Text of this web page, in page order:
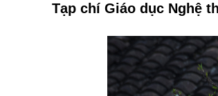
Tạp chí Giáo dục Nghệ